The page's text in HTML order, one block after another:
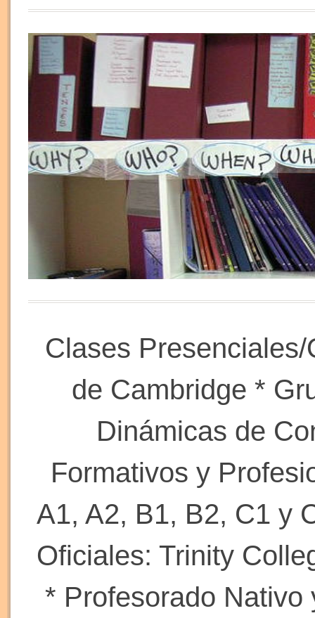
Clases
de Cambridge *
Dinámicas de
Formativos y
A1, A2, B1, B2, C1 y
Oficiales: Trinity
* Profesorado Nativo